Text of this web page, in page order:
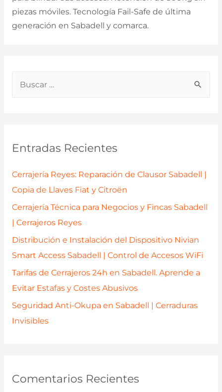
p
o
:
Entradas Recientes
Cerrajería Reyes: Reparación de Clausor Sabadell |
Copia de Llaves Fiat y Citroën
Cerrajería Técnica para Negocios y Fincas Sabadell
| Cerrajeros Reyes
Distribución e Instalación del Dispositivo Nivian
Smart Access Sabadell | Control de Accesos WiFi
Tarifas de Cerrajeros 24h en Sabadell. Aprende a
Evitar Estafas y Costes Abusivos
Seguridad Anti-Okupa en Sabadell | Cerraduras
Invisibles
Comentarios Recientes
piezas móviles. Tecnología Fail-Safe de última
generación en Sabadell y comarca.